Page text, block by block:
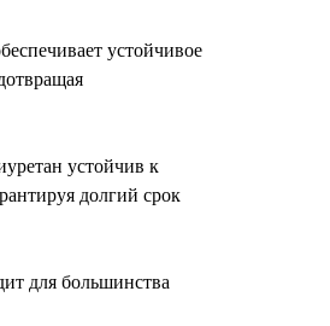
устойчивое
устойчив к
долгий срок
для большинства